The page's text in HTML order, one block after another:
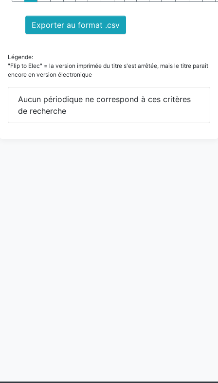
Exporter au format .csv
Légende:
"Flip to Elec" = la version imprimée du titre s'est arrêtée, mais le titre paraît
encore en version électronique
Aucun périodique ne correspond à ces critères
de recherche